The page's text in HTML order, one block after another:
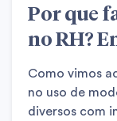
Por que
no RH?
Como vimos
no uso de
diversos com